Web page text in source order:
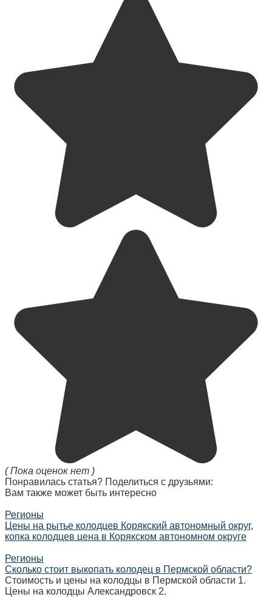
( Пока оценок нет )
Понравилась статья? Поделиться с друзьями:
Вам также может быть интересно
Регионы
Цены на рытье колодцев Корякский автономный округ,
копка колодцев цена в Корякском автономном округе
Регионы
Сколько стоит выкопать колодец в Пермской области?
Стоимость и цены на колодцы в Пермской области 1.
Цены на колодцы Александровск 2.